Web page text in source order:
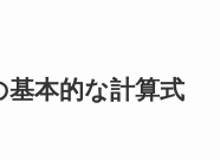
基本的な計算式